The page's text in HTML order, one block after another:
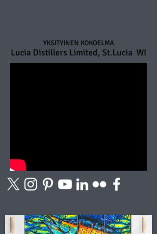
YKSITYINEN KOKOELMA
Lucia Distillers Limited, St.Lucia WI